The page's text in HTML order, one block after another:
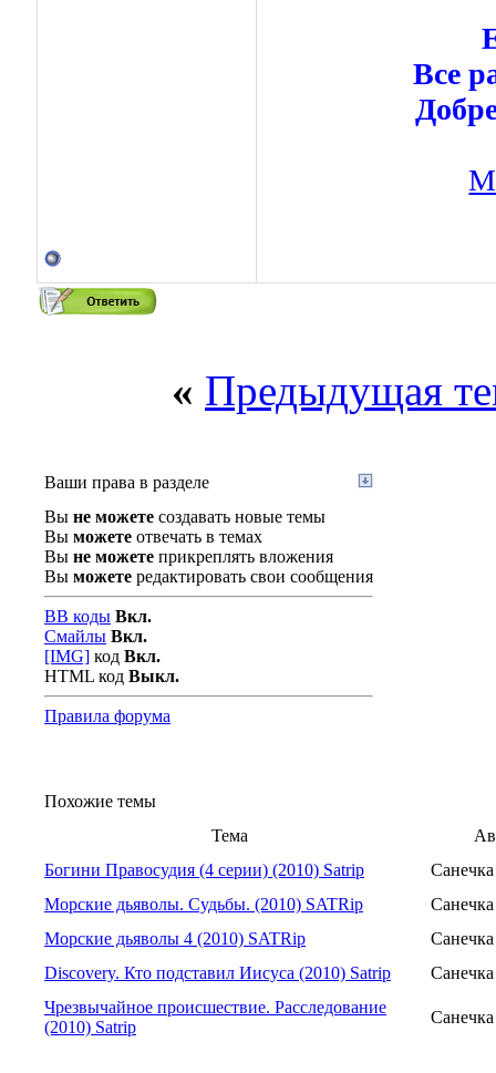
Все
« Предыдущая
Ваши права в разделе
Вы не можете создавать новые темы
Вы можете отвечать в темах
Вы не можете прикреплять вложения
Вы можете редактировать свои сообщения
BB коды Вкл.
Смайлы Вкл.
[IMG] код Вкл.
HTML код Выкл.
Правила форума
Похожие темы
Тема
Богини Правосудия (4 серии) (2010) Satrip
Санечка
Морские дьяволы. Судьбы. (2010) SATRip
Санечка
Морские дьяволы 4 (2010) SATRip
Санечка
Discovery. Кто подставил Иисуса (2010) Satrip
Санечка
Чрезвычайное происшествие. Расследование
(2010) Satrip
Санечка